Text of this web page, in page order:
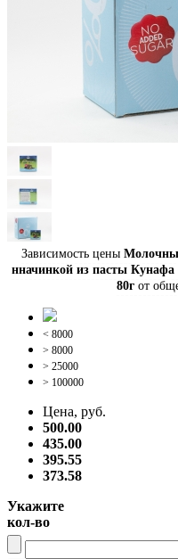
Зависимость цены
нначинкой из пасты
80гот
< 8000
> 8000
> 25000
> 100000
Цена, руб.
500.00
435.00
395.55
373.58
Укажите
кол-во